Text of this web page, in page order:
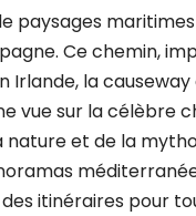
paysages
Ce chemin,
Irlande, la
vue sur la célèbre
nature et de la
itinéraires pour